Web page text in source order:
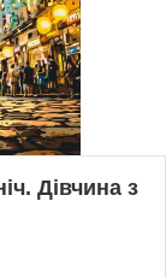
Дівчина з